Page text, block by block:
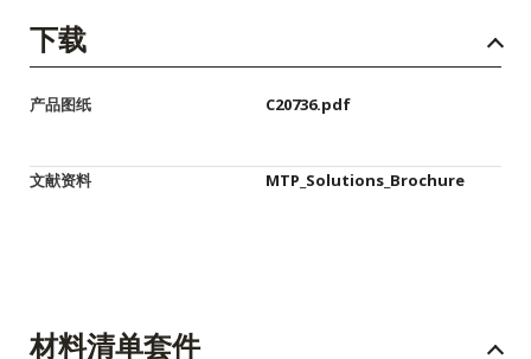
下载
产品图纸 C20736.pdf
文献资料 MTP_Solutions_Brochure
材料清单套件